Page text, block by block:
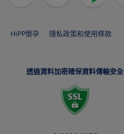
HiPP懷孕 隱私政策和使用條款
透過資料加密確保資料傳輸安全